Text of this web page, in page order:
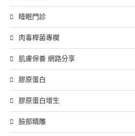
睡眠門診
肉毒桿菌專欄
肌膚保養 網路分享
膠原蛋白
膠原蛋白增生
臉部精雕